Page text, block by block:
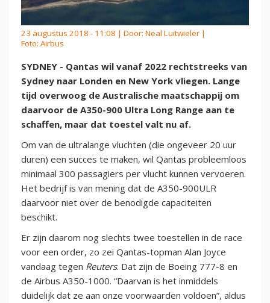
23 augustus 2018 - 11:08 | Door: Neal Luitwieler |
Foto: Airbus
SYDNEY - Qantas wil vanaf 2022 rechtstreeks van
Sydney naar Londen en New York vliegen. Lange
tijd overwoog de Australische maatschappij om
daarvoor de A350-900 Ultra Long Range aan te
schaffen, maar dat toestel valt nu af.
Om van de ultralange vluchten (die ongeveer 20 uur
duren) een succes te maken, wil Qantas probleemloos
minimaal 300 passagiers per vlucht kunnen vervoeren.
Het bedrijf is van mening dat de A350-900ULR
daarvoor niet over de benodigde capaciteiten
beschikt.
Er zijn daarom nog slechts twee toestellen in de race
voor een order, zo zei Qantas-topman Alan Joyce
vandaag tegen Reuters. Dat zijn de Boeing 777-8 en
de Airbus A350-1000. “Daarvan is het inmiddels
duidelijk dat ze aan onze voorwaarden voldoen”, aldus